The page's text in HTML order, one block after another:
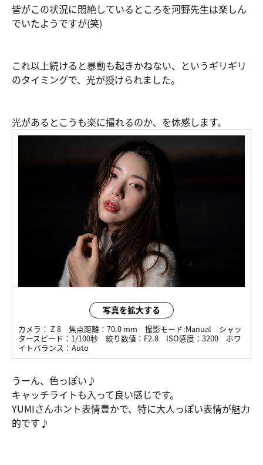
皆がこの状況に悶絶しているところを河野先生は楽しん
でいたようですが(笑)
これ以上続けると暴動も起きかねない、というギリギリ
のタイミングで、光が授けられました。
光があるとこうも楽に撮れるのか、を体感します。
写真を拡大する
カメラ： Z 8 焦点距離： 70.0 mm 撮影モード:Manual
シャッ
タースピード： 1/100秒 絞り数値： F2.8 ISO感度： 3200
ホワ
イトバランス： Auto
うーん、色っぽい♪
キャッチライトも入って良い感じです。
YUMIさんホント表情豊かで、特に大人っぽい表情が魅力
的です♪